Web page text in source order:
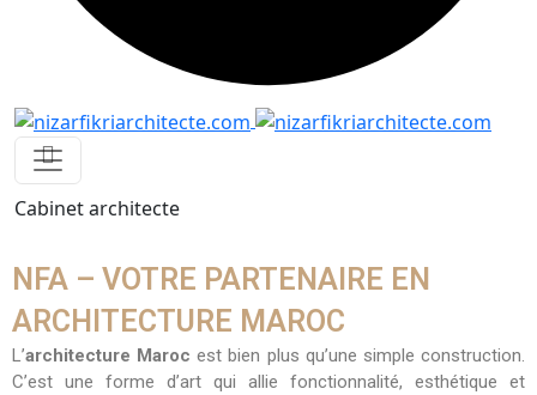
Cabinet architecte
NFA – VOTRE PARTENAIRE EN
ARCHITECTURE MAROC
L’architecture Maroc est bien plus qu’une simple construction.
C’est une forme d’art qui allie fonctionnalité, esthétique et